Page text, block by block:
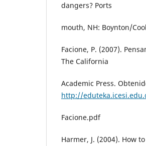
dangers? Ports
mouth, NH: Boynton/
Facione, P. (2007).
The California
Academic Press.
http://
Facione.pdf
Harmer, J. (2004). How